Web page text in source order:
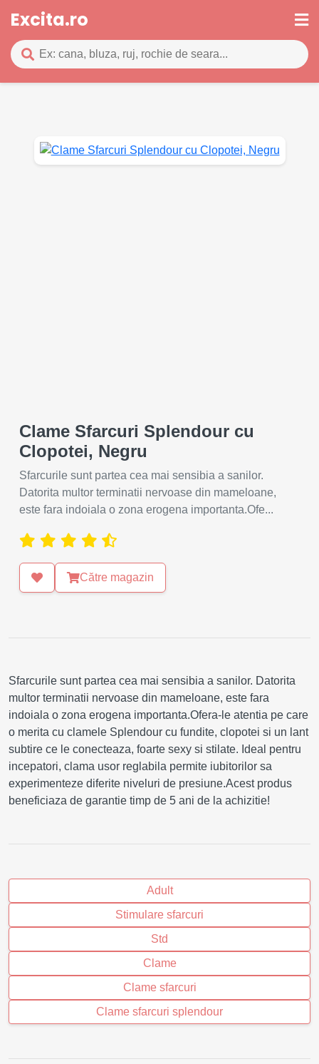
Excita.ro
Clame Sfarcuri Splendour cu
Clopotei, Negru
Sfarcurile sunt partea cea mai sensibia a sanilor.
Datorita multor terminatii nervoase din mameloane,
este fara indoiala o zona erogena importanta.Ofe...
Către magazin
Sfarcurile sunt partea cea mai sensibia a sanilor. Datorita
multor terminatii nervoase din mameloane, este fara
indoiala o zona erogena importanta.Ofera-le atentia pe care
o merita cu clamele Splendour cu fundite, clopotei si un lant
subtire ce le conecteaza, foarte sexy si stilate. Ideal pentru
incepatori, clama usor reglabila permite iubitorilor sa
experimenteze diferite niveluri de presiune.Acest produs
beneficiaza de garantie timp de 5 ani de la achizitie!
Adult
Stimulare sfarcuri
Std
Clame
Clame sfarcuri
Clame sfarcuri splendour